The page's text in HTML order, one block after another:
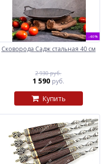
-46%
Сковорода Садж стальная 40 см
2 930 руб.
1 590 руб.
Купить